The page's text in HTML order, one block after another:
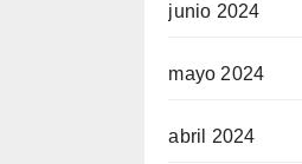
junio 2024
mayo 2024
abril 2024